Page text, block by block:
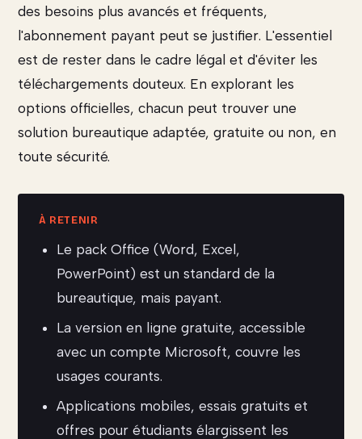
des besoins plus avancés et fréquents,
l'abonnement payant peut se justifier. L'essentiel
est de rester dans le cadre légal et d'éviter les
téléchargements douteux. En explorant les
options officielles, chacun peut trouver une
solution bureautique adaptée, gratuite ou non, en
toute sécurité.
Le pack Office (Word, Excel,
PowerPoint) est un standard de la
bureautique, mais payant.
La version en ligne gratuite, accessible
avec un compte Microsoft, couvre les
usages courants.
Applications mobiles, essais gratuits et
offres pour étudiants élargissent les